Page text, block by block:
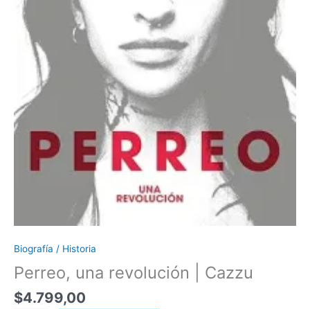
Biografía / Historia
Perreo, una revolución | Cazzu
$4.799,00